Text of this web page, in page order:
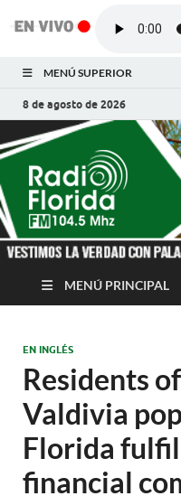
MENÚ SUPERIOR
8 de agosto de 2026
MENÚ PRINCIPAL
EN INGLÉS
Residents
Valdivia
Florida
financial